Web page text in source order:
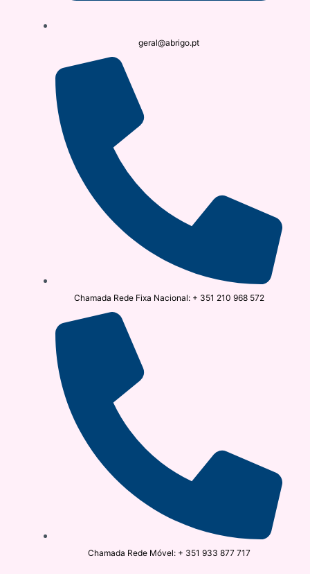
geral@abrigo.pt
Chamada Rede Fixa Nacional: + 351 210 968 572
Chamada Rede Móvel: + 351 933 877 717